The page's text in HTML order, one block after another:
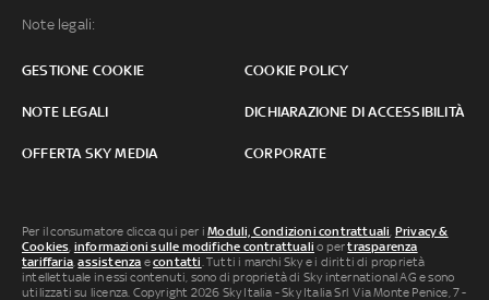
Note legali:
GESTIONE COOKIE COOKIE POLICY
NOTE LEGALI DICHIARAZIONE DI ACCESSIBILITÀ
OFFERTA SKY MEDIA CORPORATE
Per il consumatore clicca qui per iModuli, Condizioni contrattuali, Privacy &
Cookies, informazioni sulle modifiche contrattuali o pertrasparenza
tariffaria,assistenza econtatti. Tutti i marchi Sky e i diritti di proprietà
intellettuale in essi contenuti, sono di proprietà di Sky international AG e sono
utilizzati su licenza. Copyright 2026 Sky Italia - Sky Italia Srl Via Monte Penice, 7 -